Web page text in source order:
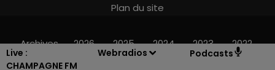
Live :
CHAMPAGNE FM
Webradios Podcasts
16h00 - 20h00
Plan du site
Archives 2026 2025 2024 2023 2022